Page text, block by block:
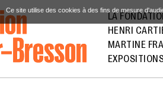
LA
HENRI
MARTINE
Ce site utilise des cookies à des fins de mesure